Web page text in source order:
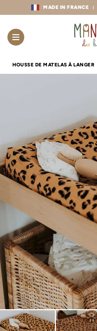
MADE IN FRANCE
HOUSSE DE MATELAS À LANGER